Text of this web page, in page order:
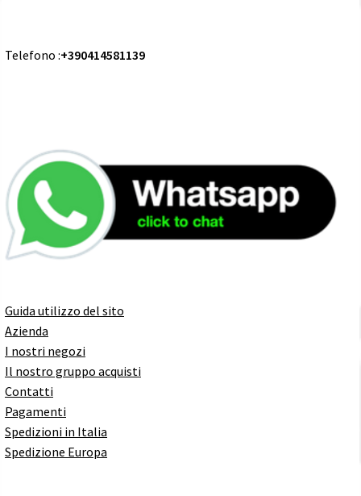
Telefono :+390414581139
Guida utilizzo del sito
Azienda
I nostri negozi
Il nostro gruppo acquisti
Contatti
Pagamenti
Spedizioni in Italia
Spedizione Europa